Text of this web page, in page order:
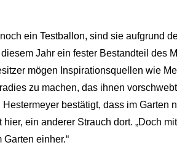
ein Testballon, sind sie aufgrund
Jahr ein fester Bestandteil des
mögen Inspirationsquellen wie
zu machen, das ihnen
bestätigt, dass im Garten
ein anderer Strauch dort. „Doch
einher.“